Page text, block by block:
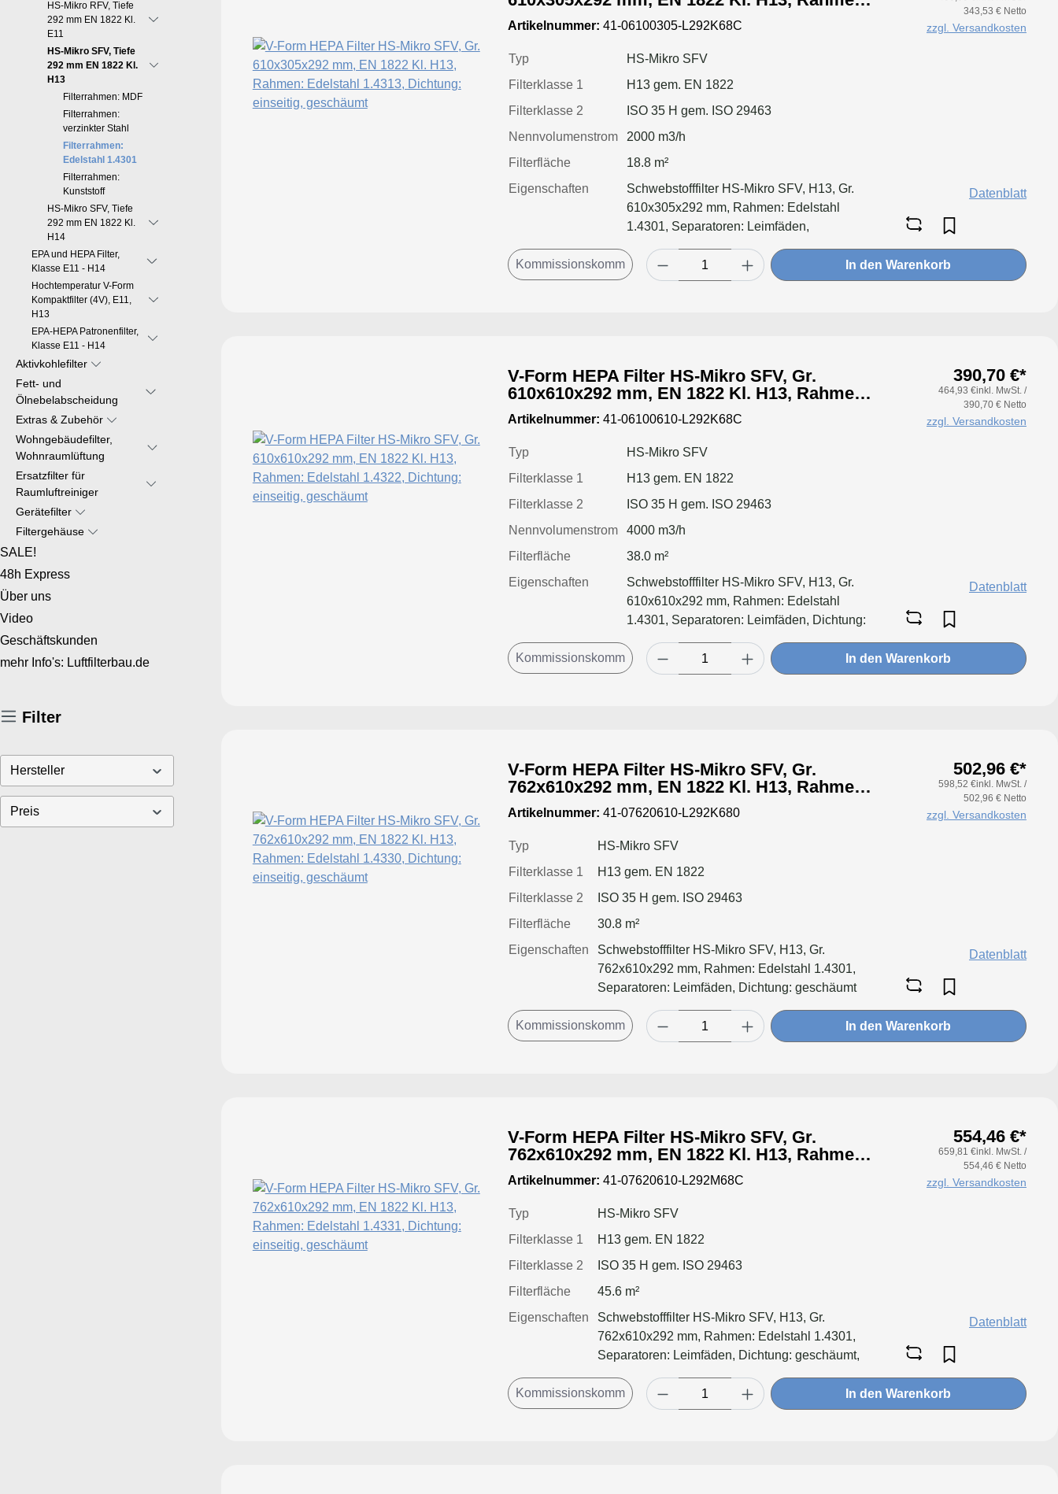
HS-Mikro RFV, Tiefe
292 mm EN 1822 Kl.
E11
HS-Mikro SFV, Tiefe
292 mm EN 1822 Kl.
H13
Filterrahmen: MDF
Filterrahmen:
verzinkter Stahl
Filterrahmen:
Edelstahl 1.4301
Filterrahmen:
Kunststoff
HS-Mikro SFV, Tiefe
292 mm EN 1822 Kl.
H14
EPA und HEPA Filter,
Klasse E11 - H14
Hochtemperatur V-Form
Kompaktfilter (4V), E11,
H13
EPA-HEPA Patronenfilter,
Klasse E11 - H14
Aktivkohlefilter
Fett- und
Ölnebelabscheidung
Extras & Zubehör
Wohngebäudefilter,
Wohnraumlüftung
Ersatzfilter für
Raumluftreiniger
Gerätefilter
Filtergehäuse
SALE!
48h Express
Über uns
Video
Geschäftskunden
mehr Info's: Luftfilterbau.de
Filter
Hersteller
Preis
Edelstahl 1.4313, Dichtung: einseitig,
geschäumt
Artikelnummer: 41-06100305-L292K68C
Typ
HS-Mikro SFV
Filterklasse 1
H13 gem. EN 1822
Filterklasse 2
ISO 35 H gem. ISO 29463
Nennvolumenstrom
2000 m3/h
Filterfläche
18.8 m²
Eigenschaften
Schwebstofffilter HS-Mikro SFV, H13, Gr.
610x305x292 mm, Rahmen: Edelstahl
1.4301, Separatoren: Leimfäden,
größere Luftmenge, geringeren Druckverlust
& Standzeitvorteil
343,53 € Netto
zzgl. Versandkosten
Datenblatt
In den Warenkorb
V-Form HEPA Filter HS-Mikro SFV, Gr.
610x610x292 mm, EN 1822 Kl. H13, Rahmen:
Edelstahl 1.4322, Dichtung: einseitig,
geschäumt
Artikelnummer: 41-06100610-L292K68C
Typ
HS-Mikro SFV
Filterklasse 1
H13 gem. EN 1822
Filterklasse 2
ISO 35 H gem. ISO 29463
Nennvolumenstrom
4000 m3/h
Filterfläche
38.0 m²
Eigenschaften
Schwebstofffilter HS-Mikro SFV, H13, Gr.
610x610x292 mm, Rahmen: Edelstahl
1.4301, Separatoren: Leimfäden, Dichtung:
Luftmenge, geringeren Druckverlust &
Standzeitvorteil
390,70 €*
464,93 €inkl. MwSt. /
390,70 € Netto
zzgl. Versandkosten
Datenblatt
In den Warenkorb
V-Form HEPA Filter HS-Mikro SFV, Gr.
762x610x292 mm, EN 1822 Kl. H13, Rahmen:
Edelstahl 1.4330, Dichtung: einseitig,
geschäumt
Artikelnummer: 41-07620610-L292K680
Typ
HS-Mikro SFV
Filterklasse 1
H13 gem. EN 1822
Filterklasse 2
ISO 35 H gem. ISO 29463
Filterfläche
30.8 m²
Eigenschaften
Schwebstofffilter HS-Mikro SFV, H13, Gr.
762x610x292 mm, Rahmen: Edelstahl 1.4301,
Separatoren: Leimfäden, Dichtung: geschäumt
502,96 €*
598,52 €inkl. MwSt. /
502,96 € Netto
zzgl. Versandkosten
Datenblatt
In den Warenkorb
V-Form HEPA Filter HS-Mikro SFV, Gr.
762x610x292 mm, EN 1822 Kl. H13, Rahmen:
Edelstahl 1.4331, Dichtung: einseitig,
geschäumt
Artikelnummer: 41-07620610-L292M68C
Typ
HS-Mikro SFV
Filterklasse 1
H13 gem. EN 1822
Filterklasse 2
ISO 35 H gem. ISO 29463
Filterfläche
45.6 m²
Eigenschaften
Schwebstofffilter HS-Mikro SFV, H13, Gr.
762x610x292 mm, Rahmen: Edelstahl 1.4301,
Separatoren: Leimfäden, Dichtung: geschäumt,
geringeren Druckverlust & Standzeitvorteil
554,46 €*
659,81 €inkl. MwSt. /
554,46 € Netto
zzgl. Versandkosten
Datenblatt
In den Warenkorb